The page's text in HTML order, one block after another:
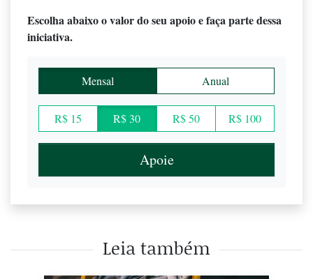
Escolha abaixo o valor do seu apoio e faça parte dessa
iniciativa.
Mensal Anual
R$ 15 R$ 30 R$ 50 R$ 100
Apoie
Leia também